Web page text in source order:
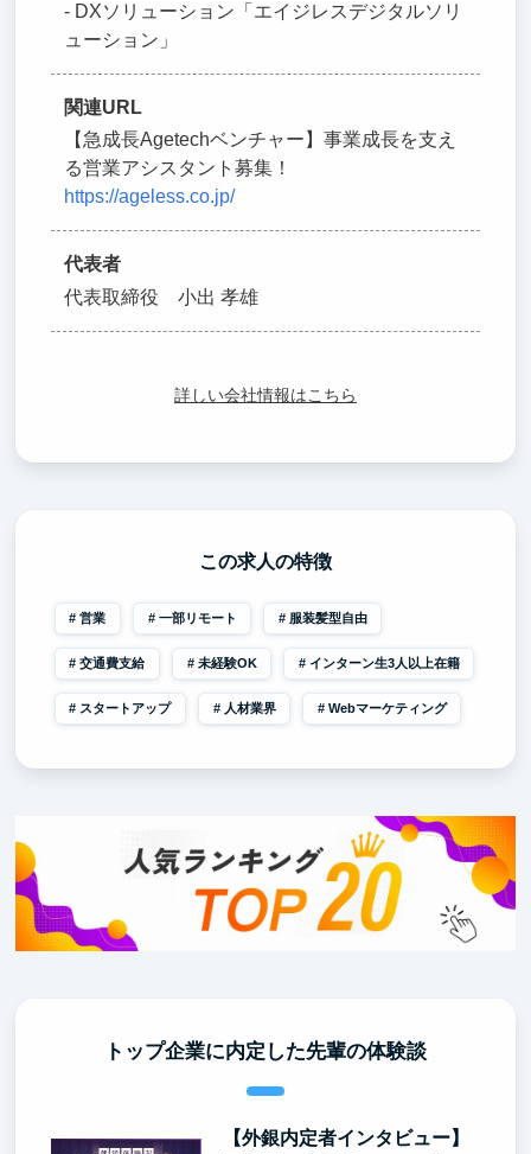
- DXソリューション「エイジレスデジタルソリ
ューション」
関連URL
【急成長Agetechベンチャー】事業成長を支え
る営業アシスタント募集！
https://ageless.co.jp/
代表者
代表取締役 小出 孝雄
詳しい会社情報はこちら
この求人の特徴
営業 一部リモート 服装髪型自由
交通費支給 未経験OK インターン生3人以上在籍
スタートアップ 人材業界 Webマーケティング
トップ企業に内定した先輩の体験談
【外銀内定者インタビュー】